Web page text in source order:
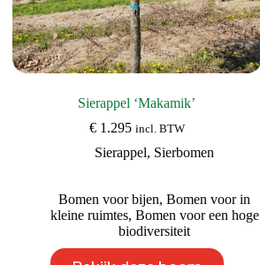
Sierappel ‘Makamik’
€1.295 incl. BTW
Sierappel, Sierbomen
Bomen voor bijen,Bomen voor in
kleine ruimtes, Bomen voor een hoge
biodiversiteit